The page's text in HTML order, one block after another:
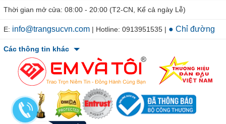
Thời gian mở cửa: 08:00 - 20:00 (T2-CN, Kể cả ngày Lễ)
E: info@trangsucvn.com | Hotline: 0913951535 | ● Chỉ đường
Các thông tin khác